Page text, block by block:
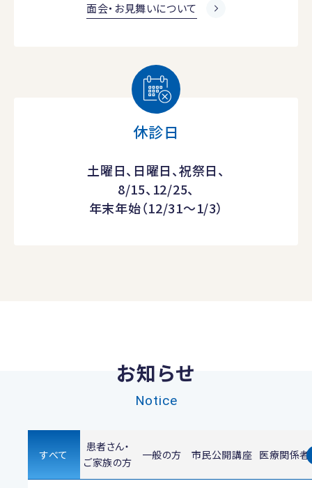
面会・お見舞いについて
休診日
土曜日、日曜日、祝祭日、
8/15、12/25、
年末年始（12/31～1/3）
お知らせ
Notice
すべて
患者さん・
ご家族の方
一般の方 市民公開講座 医療関係